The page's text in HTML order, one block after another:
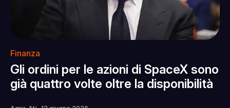
Finanza
Gli ordini per le azioni di SpaceX sono
già quattro volte oltre la disponibilità